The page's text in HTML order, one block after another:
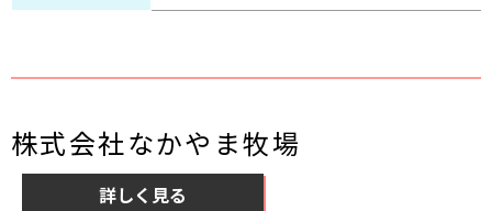
株式会社なかやま牧場
詳しく見る